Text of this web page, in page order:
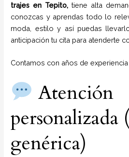
trajes en Tepito, tiene alta
conozcas y aprendas todo lo
moda, estilo y así puedas
anticipación tu cita para atenderte
Contamos con años de
Atención
personalizada
genérica)